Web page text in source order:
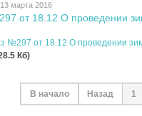
марта 2016
от 18.12.О проведении
№297 от 18.12.О проведении
Кб)
В начало Назад 1